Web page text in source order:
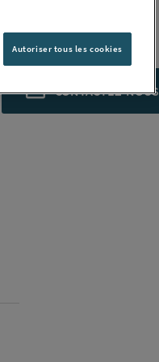
CONTACTEZ-NOUS
Autoriser tous les cookies